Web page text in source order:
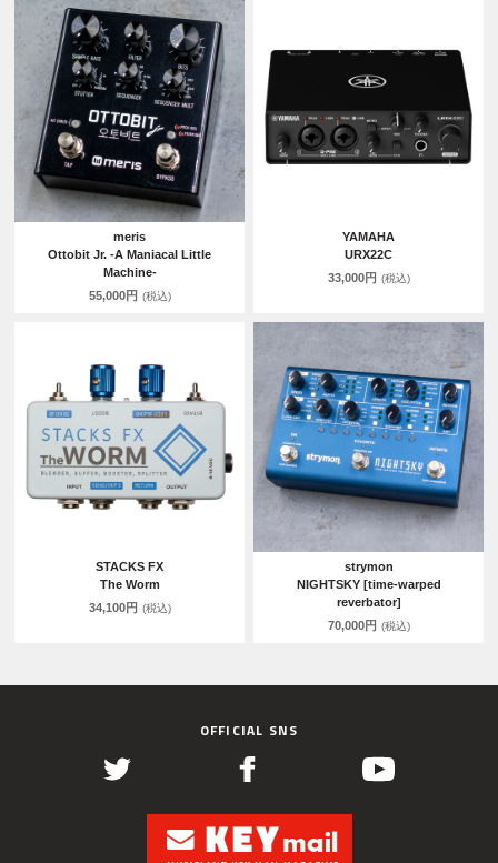
meris
Ottobit Jr. -A Maniacal Little
Machine-
55,000円 (税込)
YAMAHA
URX22C
33,000円 (税込)
STACKS FX
The Worm
34,100円 (税込)
strymon
NIGHTSKY [time-warped
reverbator]
70,000円 (税込)
OFFICIAL SNS